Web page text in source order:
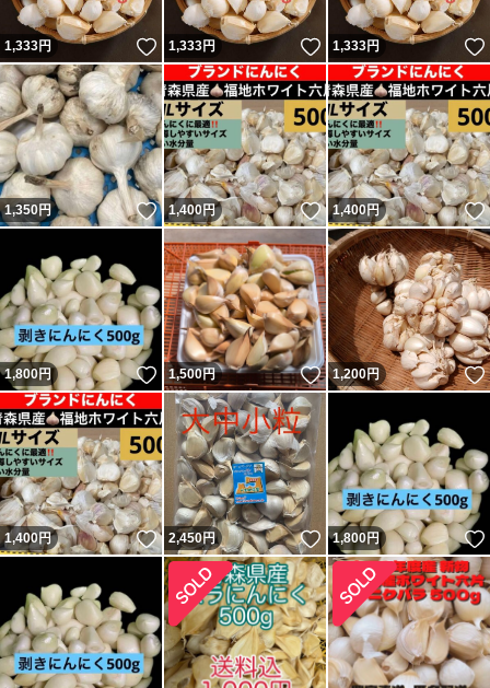
1,333円 いいね！
1,333円 いいね！
1,333円
1,350円 いいね！
1,400円 いいね！
1,400円
1,800円 いいね！
1,500円 いいね！
1,200円
1,400円 いいね！
2,450円 いいね！
1,800円